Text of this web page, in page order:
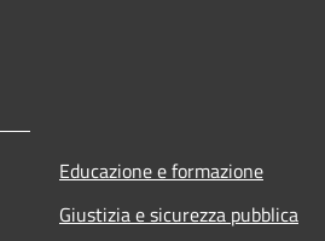
Educazione e formazione
Giustizia e sicurezza pubblica